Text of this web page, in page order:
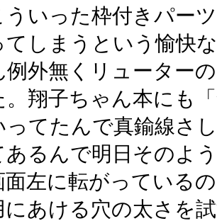
ういった枠付きパー
てしまうという愉快
例外無くリューター
。翔子ちゃん本にも
ってたんで真鍮線さ
あるんで明日そのよ
面左に転がっている
にあける穴の太さを